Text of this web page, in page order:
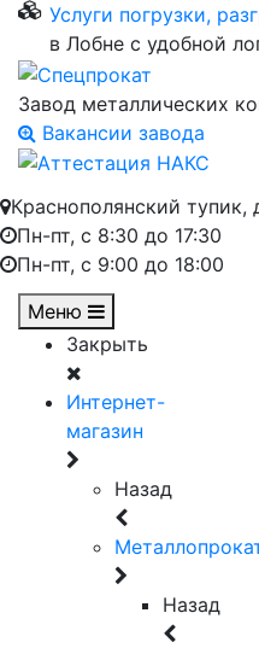
Услуги погрузки,
в Лобне с удобной
Завод металлических
Вакансии завода
Краснополянский тупик,
Пн-пт, с 8:30 до 17:30
Пн-пт, с 9:00 до 18:00
Меню
Закрыть
Интернет-
магазин
Назад
Назад